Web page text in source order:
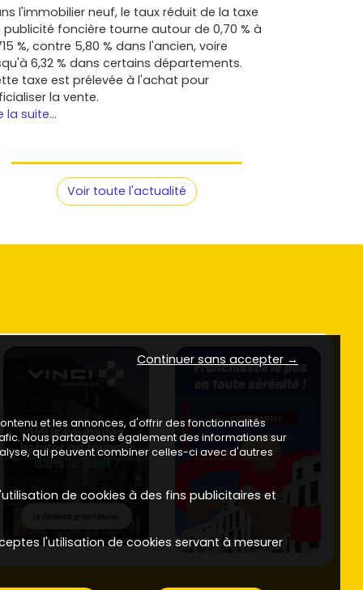
l'immobilier neuf, le taux réduit de la taxe
publicité foncière tourne autour de 0,70 % à
%, contre 5,80 % dans l'ancien, voire
6,32 % dans certains départements.
taxe est prélevée à l'achat pour
la vente.
la suite...
Voir toute l'actualité
Continuer sans accepter →
et les annonces, d'offrir des fonctionnalités
Nous partageons également des informations sur
qui peuvent combiner celles-ci avec d'autres
de cookies à des fins publicitaires et
l'utilisation de cookies servant à mesurer